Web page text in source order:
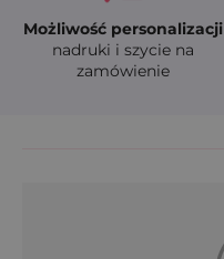
Możliwość personalizacji
nadruki i szycie na
zamówienie